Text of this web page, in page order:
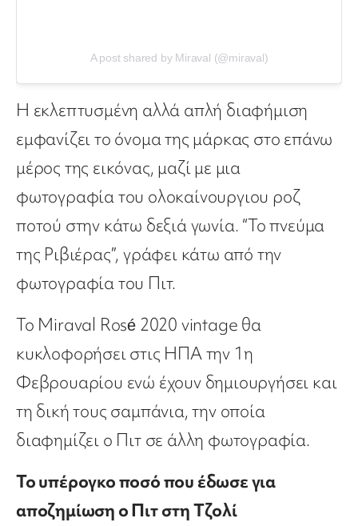
A post shared by Miraval (@miraval)
Η εκλεπτυσμένη αλλά απλή διαφήμιση
εμφανίζει το όνομα της μάρκας στο επάνω
μέρος της εικόνας, μαζί με μια
φωτογραφία του ολοκαίνουργιου ροζ
ποτού στην κάτω δεξιά γωνία. “Το πνεύμα
της Ριβιέρας”, γράφει κάτω από την
φωτογραφία του Πιτ.
Το Miraval Rosé 2020 vintage θα
κυκλοφορήσει στις ΗΠΑ την 1η
Φεβρουαρίου ενώ έχουν δημιουργήσει και
τη δική τους σαμπάνια, την οποία
διαφημίζει ο Πιτ σε άλλη φωτογραφία.
Το υπέρογκο ποσό που έδωσε για
αποζημίωση ο Πιτ στη Τζολί